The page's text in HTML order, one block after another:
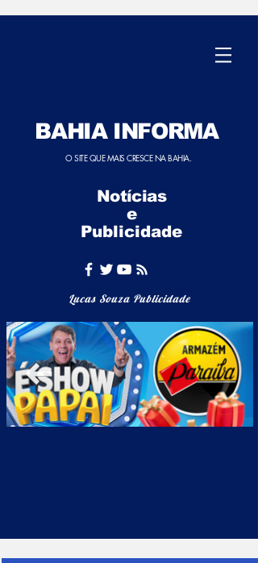
BAHIA INFORMA
O SITE QUE MAIS CRESCE NA BAHIA.
Notícias
e
Publicidade
Lucas Souza Publicidade